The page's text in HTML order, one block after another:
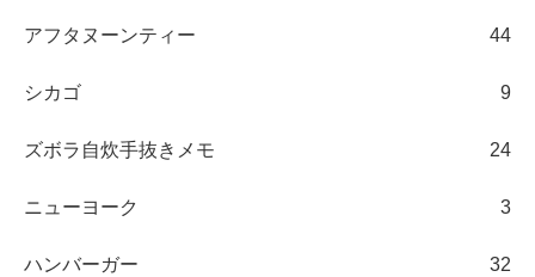
アフタヌーンティー 44
シカゴ 9
ズボラ自炊手抜きメモ 24
ニューヨーク 3
ハンバーガー 32